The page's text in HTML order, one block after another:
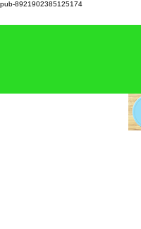
pub-8921902385125174